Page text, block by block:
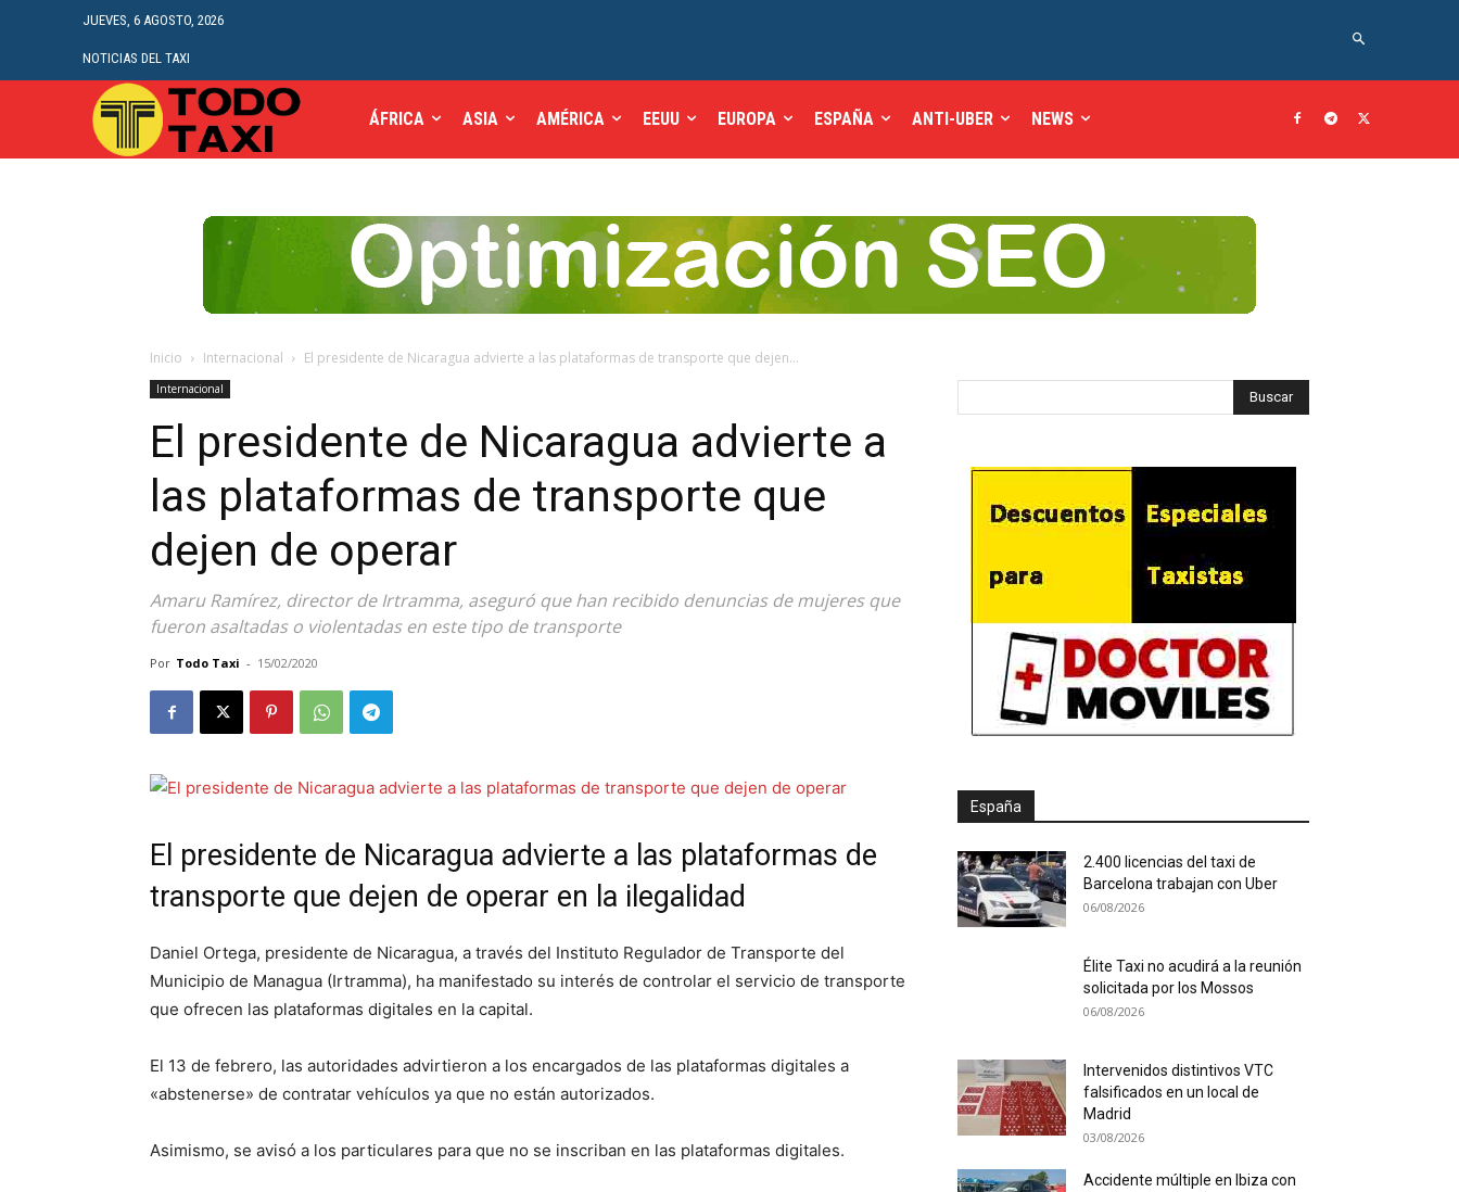
JUEVES, 6 AGOSTO, 2026
NOTICIAS DEL TAXI
ÁFRICA ASIA AMÉRICA EEUU EUROPA ESPAÑA ANTI-UBER NEWS
Inicio Internacional El presidente de Nicaragua advierte a las plataformas de transporte que dejen...
Internacional
El presidente de Nicaragua advierte a
las plataformas de transporte que
dejen de operar
Amaru Ramírez, director de Irtramma, aseguró que han recibido denuncias de mujeres que
fueron asaltadas o violentadas en este tipo de transporte
Por Todo Taxi - 15/02/2020
El presidente de Nicaragua advierte a las plataformas de
transporte que dejen de operar en la ilegalidad
Daniel Ortega, presidente de Nicaragua, a través del Instituto Regulador de Transporte del
Municipio de Managua (Irtramma), ha manifestado su interés de controlar el servicio de transporte
que ofrecen las plataformas digitales en la capital.
El 13 de febrero, las autoridades advirtieron a los encargados de las plataformas digitales a
«abstenerse» de contratar vehículos ya que no están autorizados.
Asimismo, se avisó a los particulares para que no se inscriban en las plataformas digitales.
España
2.400 licencias del taxi de
Barcelona trabajan con Uber
06/08/2026
Élite Taxi no acudirá a la reunión
solicitada por los Mossos
06/08/2026
Intervenidos distintivos VTC
falsificados en un local de
Madrid
03/08/2026
Accidente múltiple en Ibiza con